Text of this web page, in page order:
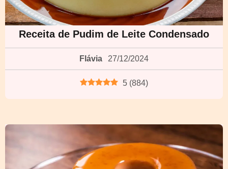
Receita de Pudim de Leite Condensado
Flávia 27/12/2024
5 (884)